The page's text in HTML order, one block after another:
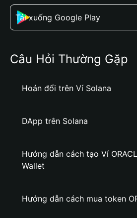
Tải xuống Google Play
Câu Hỏi Thường Gặp
Hoán đổi trên Ví Solana
DApp trên Solana
Hướng dẫn cách tạo Ví
Wallet
Hướng dẫn cách mua token